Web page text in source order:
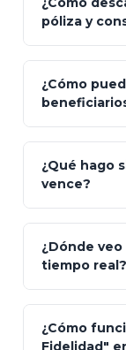
póliza y
"Mis
¿Cómo
¿Qué hago
vence?
de Cobro
¿Dónde
tiempo real?
¿Cómo
Fidelidad"